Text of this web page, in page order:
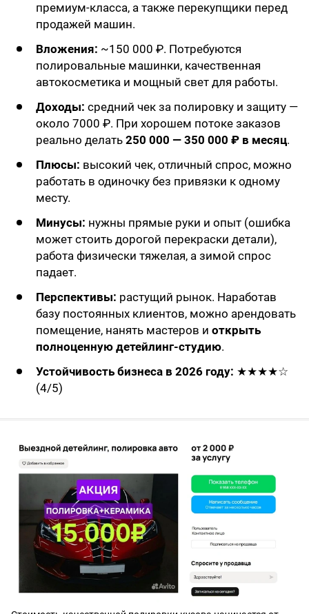
премиум-класса, а также перекупщики перед
продажей машин.
Вложения: ~150 000 ₽. Потребуются
полировальные машинки, качественная
автокосметика и мощный свет для работы.
Доходы: средний чек за полировку и защиту —
около 7000 ₽. При хорошем потоке заказов
реально делать 250 000 — 350 000 ₽ в месяц.
Плюсы: высокий чек, отличный спрос, можно
работать в одиночку без привязки к одному
месту.
Минусы: нужны прямые руки и опыт (ошибка
может стоить дорогой перекраски детали),
работа физически тяжелая, а зимой спрос
падает.
Перспективы: растущий рынок. Наработав
базу постоянных клиентов, можно арендовать
помещение, нанять мастеров и открыть
полноценную детейлинг-студию.
Устойчивость бизнеса в 2026 году: ★★★★☆
(4/5)